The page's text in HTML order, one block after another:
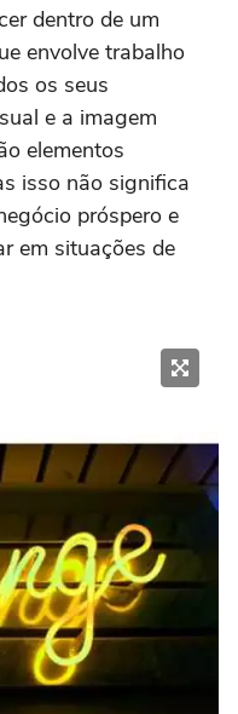
dentro de um
envolve trabalho
os seus
e a imagem
elementos
isso não significa
próspero e
em situações de